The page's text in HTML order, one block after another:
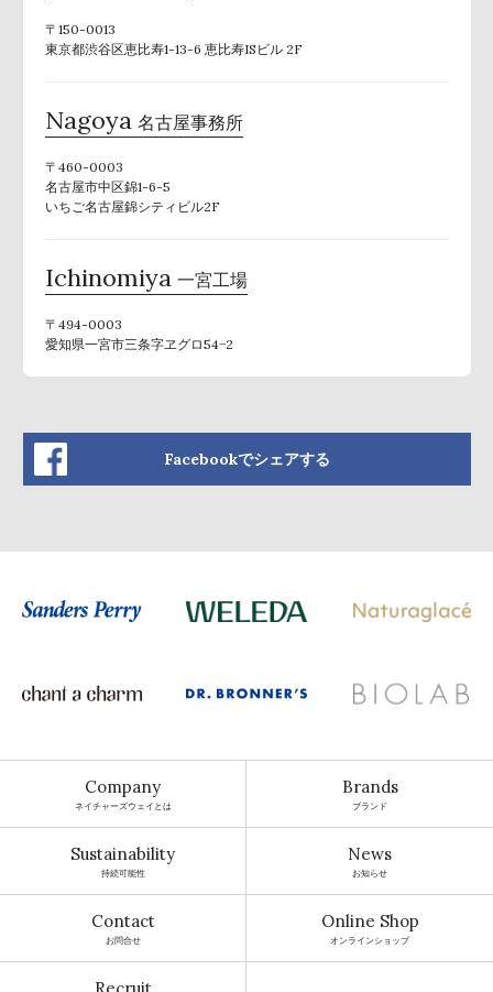
〒150-0013
東京都渋谷区恵比寿1-13-6 恵比寿ISビル 2F
Nagoya 名古屋事務所
〒460-0003
名古屋市中区錦1-6-5
いちご名古屋錦シティビル2F
Ichinomiya 一宮工場
〒494-0003
愛知県一宮市三条字ヱグロ54−2
Facebookでシェアする
Company
ネイチャーズウェイとは
Brands
ブランド
Sustainability
持続可能性
News
お知らせ
Contact
お問合せ
Online Shop
オンラインショップ